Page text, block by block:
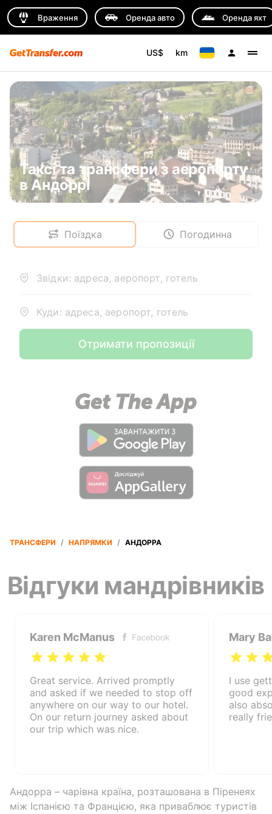
Враження Оренда авто Оренда яхт
US$ km
Таксі та трансфери з аеропорту
в Андоррі
Поїздка Погодинна
Звідки: адреса, аеропорт, готель
Куди: адреса, аеропорт, готель
Отримати пропозиції
ТРАНСФЕРИ / НАПРЯМКИ / АНДОРРА
Відгуки мандрівників
Karen McManus
Great service. Arrived promptly
and asked if we needed to stop off
anywhere on our way to our hotel.
On our return journey asked about
our trip which was nice.
Mary
I use
good
also
really
Андорра – чарівна країна, розташована в Піренеях
між Іспанією та Францією, яка приваблює туристів